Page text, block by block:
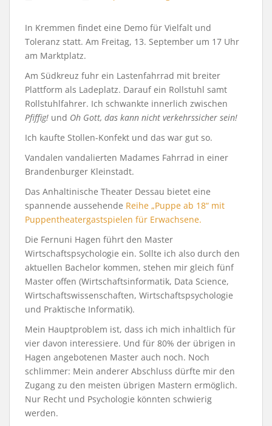
In Kremmen findet eine Demo für Vielfalt und
Toleranz statt. Am Freitag, 13. September um 17 Uhr
am Marktplatz.
Am Südkreuz fuhr ein Lastenfahrrad mit breiter
Plattform als Ladeplatz. Darauf ein Rollstuhl samt
Rollstuhlfahrer. Ich schwankte innerlich zwischen
Pfiffig! und Oh Gott, das kann nicht verkehrssicher sein!
Ich kaufte Stollen-Konfekt und das war gut so.
Vandalen vandalierten Madames Fahrrad in einer
Brandenburger Kleinstadt.
Das Anhaltinische Theater Dessau bietet eine
spannende aussehende Reihe „Puppe ab 18“ mit
Puppentheatergastspielen für Erwachsene.
Die Fernuni Hagen führt den Master
Wirtschaftspsychologie ein. Sollte ich also durch den
aktuellen Bachelor kommen, stehen mir gleich fünf
Master offen (Wirtschaftsinformatik, Data Science,
Wirtschaftswissenschaften, Wirtschaftspsychologie
und Praktische Informatik).
Mein Hauptproblem ist, dass ich mich inhaltlich für
vier davon interessiere. Und für 80% der übrigen in
Hagen angebotenen Master auch noch. Noch
schlimmer: Mein anderer Abschluss dürfte mir den
Zugang zu den meisten übrigen Mastern ermöglich.
Nur Recht und Psychologie könnten schwierig
werden.